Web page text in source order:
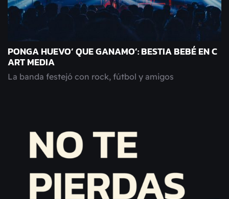
PONGA HUEVO’ QUE GANAMO’: BESTIA BEBÉ EN C
ART MEDIA
La banda festejó con rock, fútbol y amigos